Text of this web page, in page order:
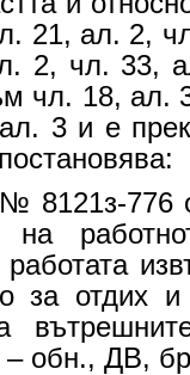
21, ал. 2,
2, чл. 33,
чл. 18, ал.
3 и е
8121з-776
на
работата
за отдих
обн., ДВ,